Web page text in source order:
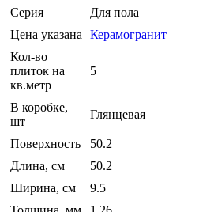
Серия
Для пола
Цена указана Керамогранит
Кол-во
плиток на
кв.метр
5
В коробке,
шт
Глянцевая
Поверхность
50.2
Длина, см
50.2
Ширина, см
9.5